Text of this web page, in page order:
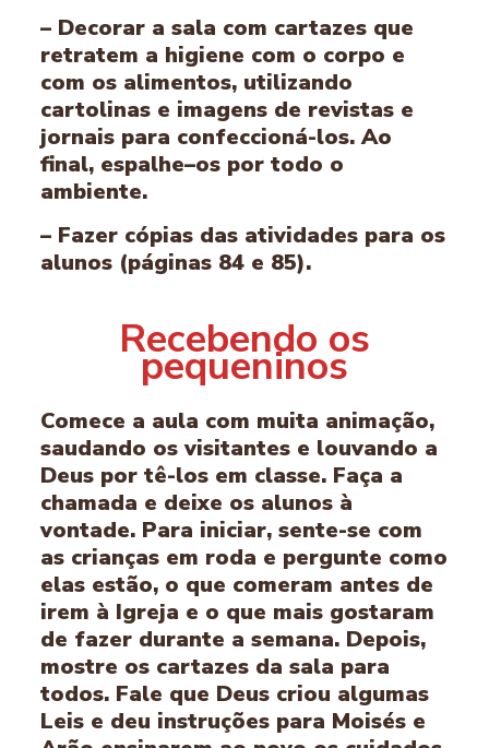
– Decorar a sala com cartazes que
retratem a higiene com o corpo e
com os alimentos, utilizando
cartolinas e imagens de revistas e
jornais para confeccioná-los. Ao
final, espalhe–os por todo o
ambiente.
– Fazer cópias das atividades para os
alunos (páginas 84 e 85).
Recebendo os
pequeninos
Comece a aula com muita animação,
saudando os visitantes e louvando a
Deus por tê-los em classe. Faça a
chamada e deixe os alunos à
vontade. Para iniciar, sente-se com
as crianças em roda e pergunte como
elas estão, o que comeram antes de
irem à Igreja e o que mais gostaram
de fazer durante a semana. Depois,
mostre os cartazes da sala para
todos. Fale que Deus criou algumas
Leis e deu instruções para Moisés e